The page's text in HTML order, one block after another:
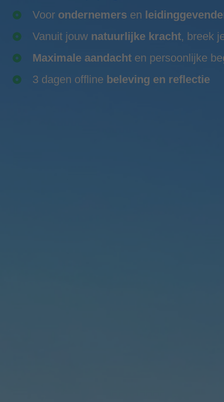
Voor ondernemers en
Vanuit jouw natuurlijke kracht, breek
Maximale aandachten persoonlijke
3 dagen offline beleving en reflectie